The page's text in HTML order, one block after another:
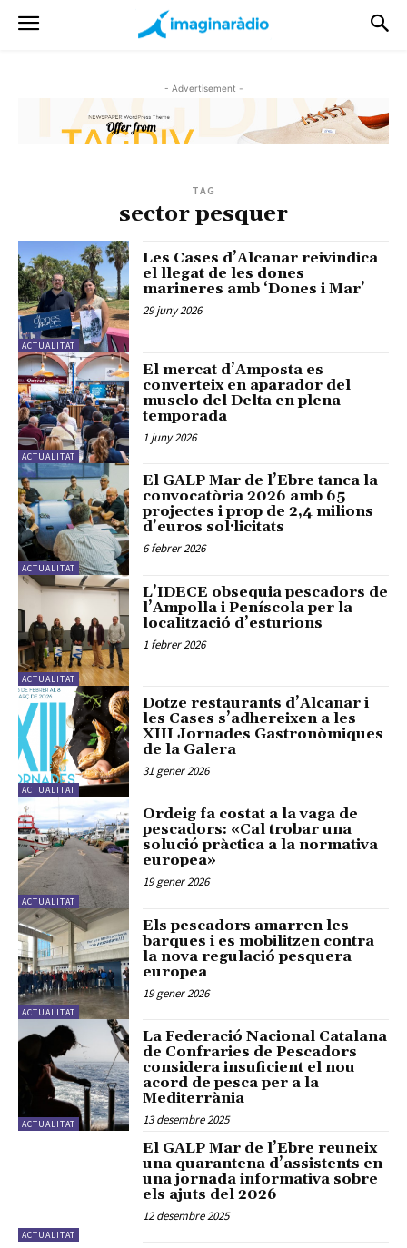
- Advertisement -
TAG
sector pesquer
ACTUALITAT
Les Cases d’Alcanar reivindica
el llegat de les dones
marineres amb ‘Dones i Mar’
29 juny 2026
ACTUALITAT
El mercat d’Amposta es
converteix en aparador del
musclo del Delta en plena
temporada
1 juny 2026
ACTUALITAT
El GALP Mar de l’Ebre tanca la
convocatòria 2026 amb 65
projectes i prop de 2,4 milions
d’euros sol·licitats
6 febrer 2026
ACTUALITAT
L’IDECE obsequia pescadors de
l’Ampolla i Peníscola per la
localització d’esturions
1 febrer 2026
ACTUALITAT
Dotze restaurants d’Alcanar i
les Cases s’adhereixen a les
XIII Jornades Gastronòmiques
de la Galera
31 gener 2026
ACTUALITAT
Ordeig fa costat a la vaga de
pescadors: «Cal trobar una
solució pràctica a la normativa
europea»
19 gener 2026
ACTUALITAT
Els pescadors amarren les
barques i es mobilitzen contra
la nova regulació pesquera
europea
19 gener 2026
ACTUALITAT
La Federació Nacional Catalana
de Confraries de Pescadors
considera insuficient el nou
acord de pesca per a la
Mediterrània
13 desembre 2025
ACTUALITAT
El GALP Mar de l’Ebre reuneix
una quarantena d’assistents en
una jornada informativa sobre
els ajuts del 2026
12 desembre 2025